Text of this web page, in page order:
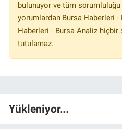
bulunuyor ve tüm
yorumlardan Bursa Haberleri -
Haberleri - Bursa Analiz
tutulamaz.
Yükleniyor...